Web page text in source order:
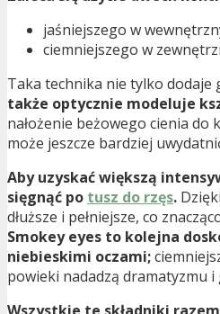
jaśniejszego w
ciemniejszego w
Taka technika nie tylko dodaje
także optycznie modeluje
nałożenie beżowego cienia do
może jeszcze bardziej
Aby uzyskać większą
sięgnąć po tusz do rzęs.
dłuższe i pełniejsze, co
Smokey eyes to kolejna
niebieskimi oczami;
powieki nadadzą dramatyzmu i